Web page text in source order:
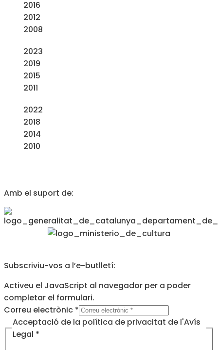
2016
2012
2008
2023
2019
2015
2011
2022
2018
2014
2010
Amb el suport de:
Subscriviu-vos a l’e-butlletí:
Activeu el JavaScript al navegador per a poder
completar el formulari.
de
privacitat
electrònic
Correu electrònic *
Acceptació de la política de privacitat de l'Avís
Legal *